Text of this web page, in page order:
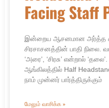
Facing Staff
இன்றைய ஆசனமான அர்த்த
சிரசாசனத்தின் பாதி நிலை.
‘அரை’, ‘சிரசு’ என்றால்
ஆங்கிலத்தில் Half Headstand
நாம் முன்னர் பார்த்திருக்கும்
மேலும் வாசிக்க »